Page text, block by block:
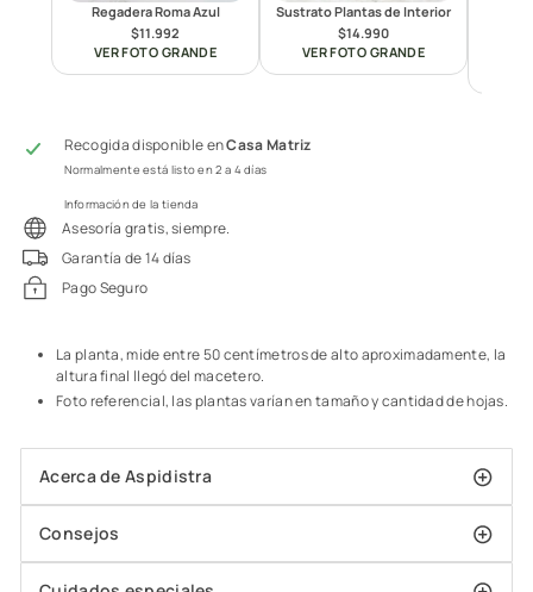
Regadera Roma Azul
$11.992
VER FOTO GRANDE
Sustrato Plantas de Interior
$14.990
VER FOTO GRANDE
Recogida disponible enCasa Matriz
Normalmente está listo en 2 a 4 días
Información de la tienda
Asesoría gratis, siempre.
Garantía de 14 días
Pago Seguro
La planta, mide entre 50 centímetros de alto aproximadamente, la
altura final llegó del macetero.
Foto referencial, las plantas varían en tamaño y cantidad de hojas.
Acerca de Aspidistra
Consejos